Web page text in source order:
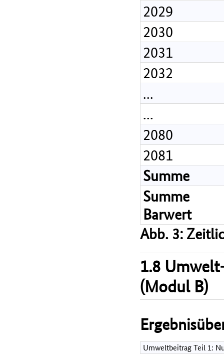
2029
2030
2031
2032
...
...
2080
2081
Summe
Summe
Barwert
Abb. 3:
1.8
(Modul B)
Umweltbeitrag Teil 1: